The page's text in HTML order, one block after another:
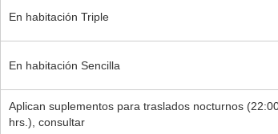
En habitación Triple
En habitación Sencilla
Aplican suplementos para traslados nocturnos
hrs.), consultar